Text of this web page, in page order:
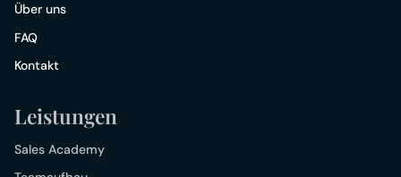
Über uns
FAQ
Kontakt
Leistungen
Sales Academy